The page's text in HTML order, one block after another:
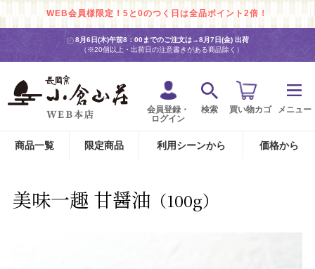
WEB会員様限定！5と0のつく日は全品ポイント2倍！
8月6日(木)午前8：00までのご注文は→8月7日(金) 出荷
（※20個以上・出荷日の注意書きがある商品除く）
会員登録・
ログイン
検索 買い物カゴ メニュー
商品一覧 限定商品 利用シーンから 価格から
美味一趣 甘醤油 （100g）